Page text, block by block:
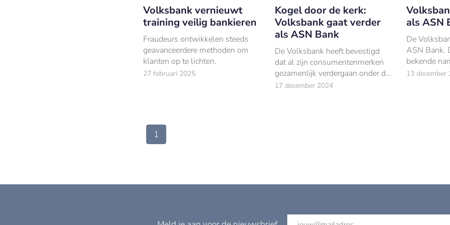
Volksbank vernieuwt
training veilig bankieren
Fraudeurs ontwikkelen steeds
geavanceerdere methoden om
klanten op te lichten.
27 februari 2025
Kogel door de kerk:
Volksbank gaat verder
als ASN Bank
De Volksbank heeft bevestigd
dat al zijn consumentenmerken
gezamenlijk verdergaan onder de
vlag van ASN Bank.
17 december 2024
als ASN
De
ASN Bank.
bekende
Wonen en
13 december
1